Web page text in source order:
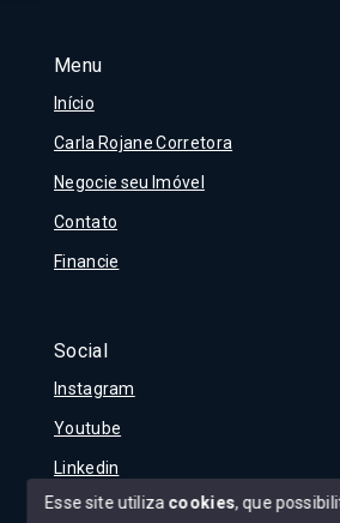
Menu
Início
Carla Rojane Corretora
Negocie seu Imóvel
Contato
Financie
Social
Instagram
Youtube
Linkedin
Esse site utiliza cookies, que